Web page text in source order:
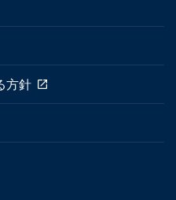
方針